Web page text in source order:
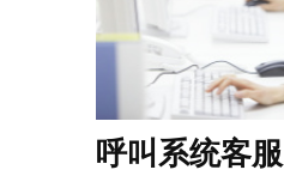
呼叫系统客服